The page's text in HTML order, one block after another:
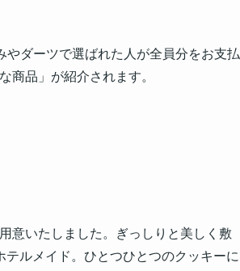
やダーツで選ばれた人が全員分をお支払
商品」が紹介されます。
意いたしました。ぎっしりと美しく敷
ルメイド。ひとつひとつのクッキーに